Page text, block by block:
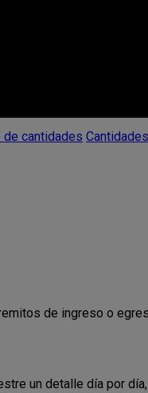
de cantidades
de ingreso o
un detalle día por día,